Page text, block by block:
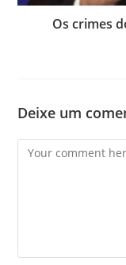
Os crimes
Deixe um